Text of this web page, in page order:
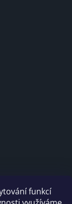
funkcí
musí